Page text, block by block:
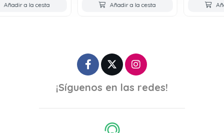
Añadir a la cesta Añadir a la cesta
¡Síguenos en las redes!